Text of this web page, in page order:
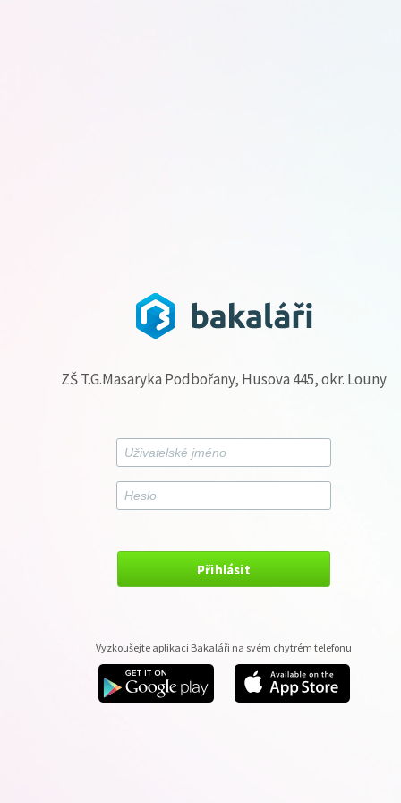
ZŠ T.G.Masaryka Podbořany, Husova 445, okr. Louny
Přihlásit
Vyzkoušejte aplikaci Bakaláři na svém chytrém telefonu